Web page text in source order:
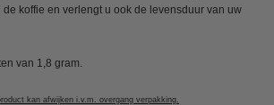
koffie en verlengt u ook de levensduur van uw
van 1,8 gram.
kan afwijken i.v.m. overgang verpakking.